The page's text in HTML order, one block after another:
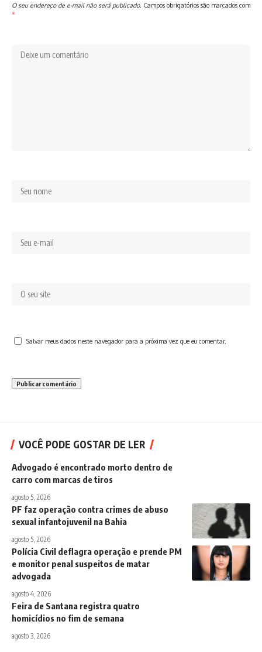
O seu endereço de e-mail não será publicado. Campos obrigatórios são marcados com
*
Salvar meus dados neste navegador para a próxima vez que eu comentar.
VOCÊ PODE GOSTAR DE LER
Advogado é encontrado morto dentro de
carro com marcas de tiros
agosto 5, 2026
PF faz operação contra crimes de abuso
sexual infantojuvenil na Bahia
agosto 5, 2026
Polícia Civil deflagra operação e prende PM
e monitor penal suspeitos de matar
advogada
agosto 4, 2026
Feira de Santana registra quatro
homicídios no fim de semana
agosto 3, 2026